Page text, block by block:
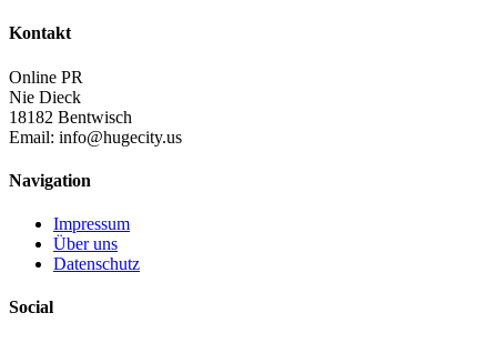
Kontakt
Online PR
Nie Dieck
18182 Bentwisch
Email: info@hugecity.us
Navigation
Impressum
Über uns
Datenschutz
Social